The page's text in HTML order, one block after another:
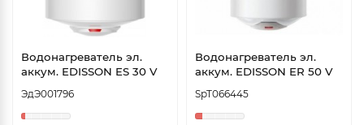
Водонагреватель эл.
аккум. EDISSON ES 30 V
ЭдЭ001796
Водонагреватель эл.
аккум. EDISSON ER 50 V
SpT066445